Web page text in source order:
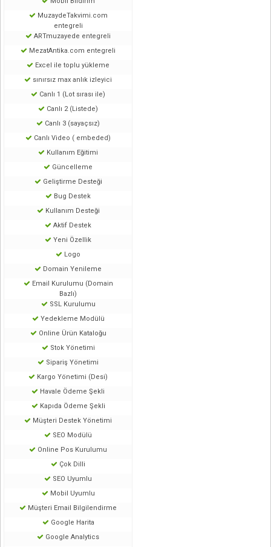
MuzaydeTakvimi.com
entegreli
ARTmuzayede entegreli
MezatAntika.com entegreli
Excel ile toplu yükleme
sınırsız max anlık izleyici
Canlı 1 (Lot sırası ile)
Canlı 2 (Listede)
Canlı 3 (sayaçsız)
Canlı Video ( embeded)
Kullanım Eğitimi
Güncelleme
Geliştirme Desteği
Bug Destek
Kullanım Desteği
Aktif Destek
Yeni Özellik
Logo
Domain Yenileme
Email Kurulumu (Domain
Bazlı)
SSL Kurulumu
Yedekleme Modülü
Online Ürün Kataloğu
Stok Yönetimi
Sipariş Yönetimi
Kargo Yönetimi (Desi)
Havale Ödeme Şekli
Kapıda Ödeme Şekli
Müşteri Destek Yönetimi
SEO Modülü
Online Pos Kurulumu
Çok Dilli
SEO Uyumlu
Mobil Uyumlu
Müşteri Email Bilgilendirme
Google Harita
Google Analytics